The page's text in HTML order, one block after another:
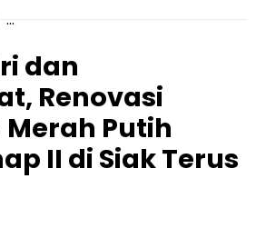
dan
Renovasi
Putih
II di Siak Terus